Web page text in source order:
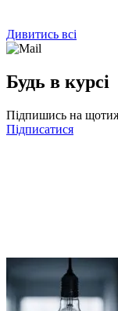
Дивитись всі
Будь в курсі
Підпишись на
Підписатися